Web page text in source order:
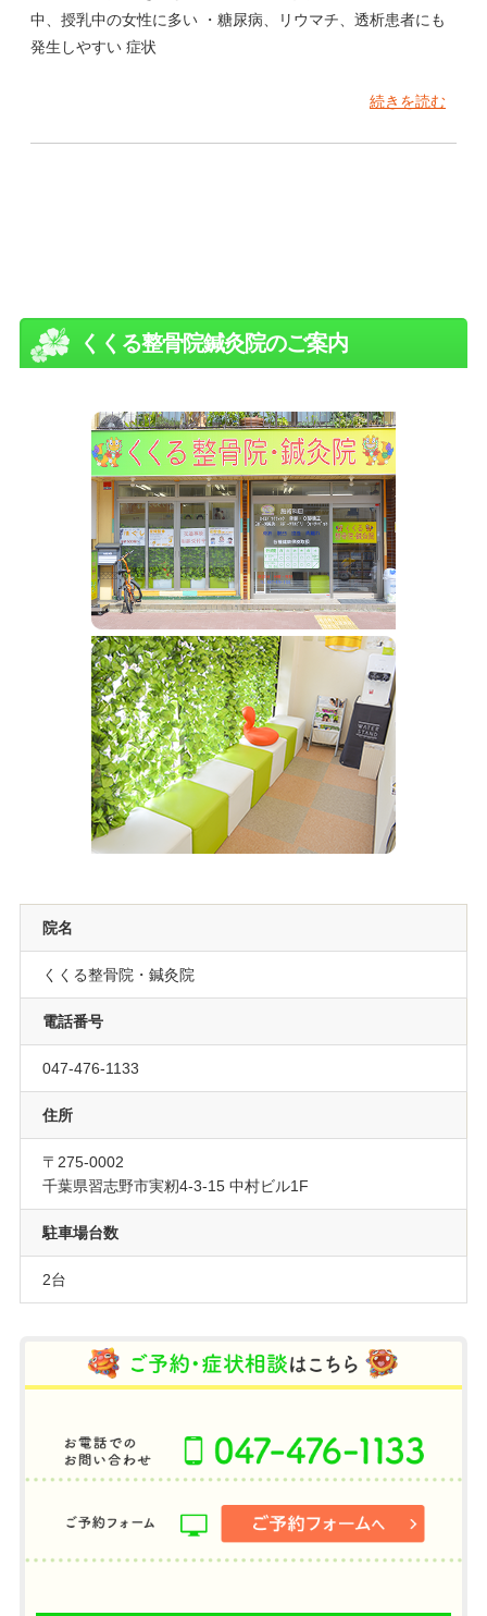
中、授乳中の女性に多い ・糖尿病、リウマチ、透析患者にも
発生しやすい 症状
続きを読む
くくる整骨院鍼灸院のご案内
院名
くくる整骨院・鍼灸院
電話番号
047-476-1133
住所
〒275-0002
千葉県習志野市実籾4-3-15 中村ビル1F
駐車場台数
2台